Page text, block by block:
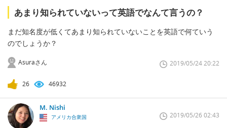
あまり知られていないって英語でなんて言うの？
まだ知名度が低くてあまり知られていないことを英語で何ていう
のでしょうか？
Asuraさん 2019/05/24 20:22
26 46932
M. Nishi
アメリカ合衆国 2019/05/26 02:43